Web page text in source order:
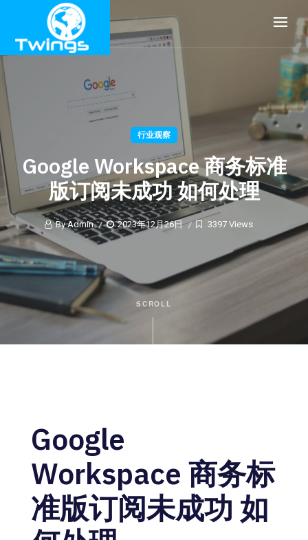
行业观察
Google Workspace 商务标准
版订阅未成功 如何处理
By Admin 2023年12月26日 3397 Views
SCROLL
Google
Workspace 商务标
准版订阅未成功 如